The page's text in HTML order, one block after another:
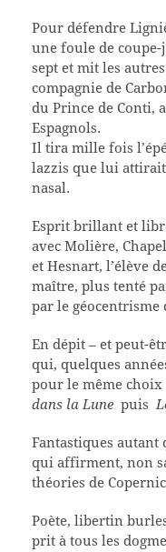
Pour défendre
une foule de
sept et mit les
compagnie de
du Prince de Conti,
Espagnols.
Il tira mille fois
lazzis que lui
nasal.
Esprit brillant et
avec Molière,
et Hesnart, l’élève
maître, plus tenté
par le géocentrisme
En dépit – et peut-
qui, quelques
pour le même
dans la Lune puis
Fantastiques autant
qui affirment, non
théories de
Poète, libertin
prit à tous les